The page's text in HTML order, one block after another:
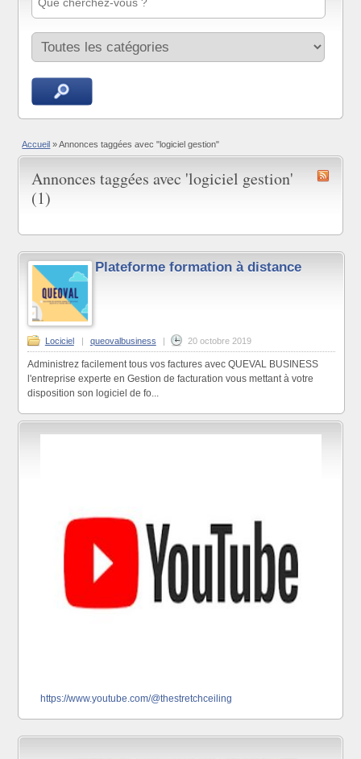
Accueil » Annonces taggées avec "logiciel gestion"
Annonces taggées avec 'logiciel gestion'
(1)
Plateforme formation à distance
Lociciel | queovalbusiness | 20 octobre 2019
Administrez facilement tous vos factures avec QUEVAL BUSINESS
l'entreprise experte en Gestion de facturation vous mettant à votre
disposition son logiciel de fo...
https://www.youtube.com/@thestretchceiling